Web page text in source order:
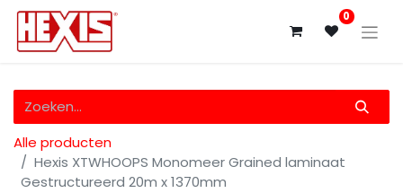
0
Alle producten
Hexis XTWHOOPS Monomeer Grained laminaat
Gestructureerd 20m x 1370mm